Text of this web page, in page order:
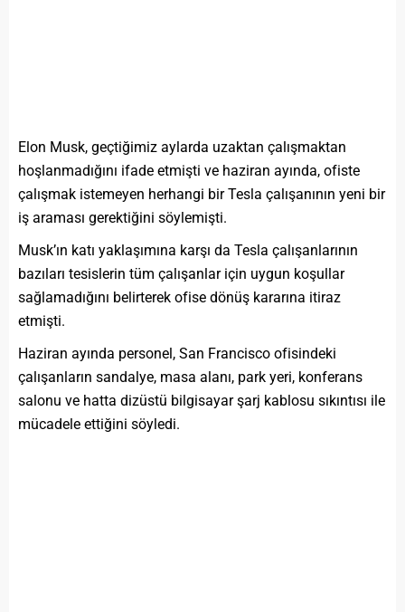
Elon Musk, geçtiğimiz aylarda uzaktan çalışmaktan
hoşlanmadığını ifade etmişti ve haziran ayında, ofiste
çalışmak istemeyen herhangi bir Tesla çalışanının yeni bir
iş araması gerektiğini söylemişti.
Musk’ın katı yaklaşımına karşı da Tesla çalışanlarının
bazıları tesislerin tüm çalışanlar için uygun koşullar
sağlamadığını belirterek ofise dönüş kararına itiraz
etmişti.
Haziran ayında personel, San Francisco ofisindeki
çalışanların sandalye, masa alanı, park yeri, konferans
salonu ve hatta dizüstü bilgisayar şarj kablosu sıkıntısı ile
mücadele ettiğini söyledi.